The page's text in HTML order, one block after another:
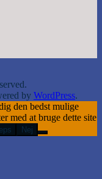
by WordPress.
den bedst mulige
med at bruge dette site
Nej